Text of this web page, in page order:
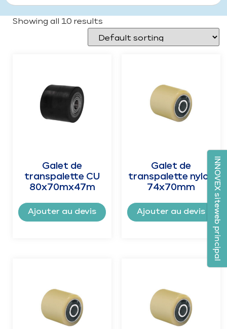
Showing all 10 results
Galet de
transpalette CU
80x70mx47m
Ajouter au devis
Galet de
transpalette nylon
74x70mm
Ajouter au devis INNOVEX siteweb principal